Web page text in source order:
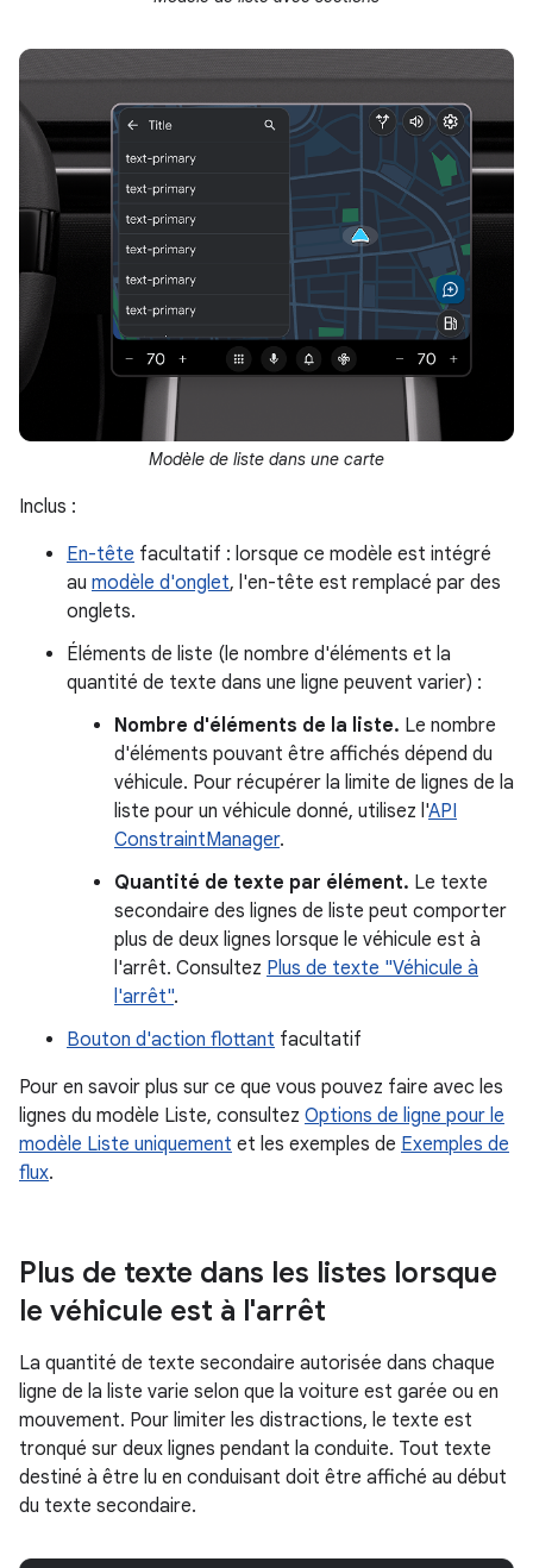
Modèle de liste dans une carte
Inclus :
En-tête facultatif : lorsque ce modèle est intégré
au modèle d'onglet, l'en-tête est remplacé par des
onglets.
Éléments de liste (le nombre d'éléments et la
quantité de texte dans une ligne peuvent varier) :
Nombre d'éléments de la liste. Le nombre
d'éléments pouvant être affichés dépend du
véhicule. Pour récupérer la limite de lignes de la
liste pour un véhicule donné, utilisez l'API
ConstraintManager.
Quantité de texte par élément. Le texte
secondaire des lignes de liste peut comporter
plus de deux lignes lorsque le véhicule est à
l'arrêt. Consultez Plus de texte "Véhicule à
l'arrêt".
Bouton d'action flottant facultatif
Pour en savoir plus sur ce que vous pouvez faire avec les
lignes du modèle Liste, consultez Options de ligne pour le
modèle Liste uniquement et les exemples de Exemples de
flux.
Plus de texte dans les listes lorsque
le véhicule est à l'arrêt
La quantité de texte secondaire autorisée dans chaque
ligne de la liste varie selon que la voiture est garée ou en
mouvement. Pour limiter les distractions, le texte est
tronqué sur deux lignes pendant la conduite. Tout texte
destiné à être lu en conduisant doit être affiché au début
du texte secondaire.